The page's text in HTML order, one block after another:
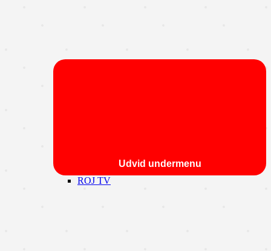
Udvid undermenu
ROJ TV